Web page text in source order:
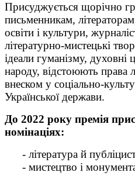
Присуджується щорічно
письменникам,
освіти і культури,
літературно-мистецькі
ідеали гуманізму, духовні
народу, відстоюють права
внеском у соціально-
Української держави.
До 2022 року премія
номінаціях:
- література й
- мистецтво і